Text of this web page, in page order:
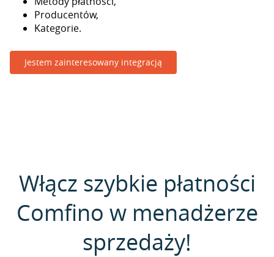
Producentów,
Kategorie.
Jestem zainteresowany integracją
Włącz szybkie płatności
Comfino w menadżerze
sprzedaży!